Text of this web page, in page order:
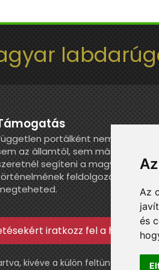
Az
és
portálként nem kapunk
az államtól, sem más
segíteni a magyar
feldolgozásában, itt
iratkozz fel a hírlevélre »
kivéve a külön feltüntetett